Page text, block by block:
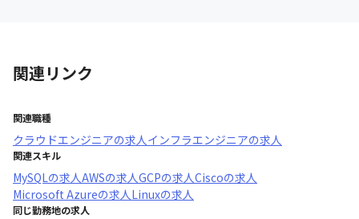
関連リンク
関連職種
クラウドエンジニアの求人インフラエンジニアの求人
関連スキル
MySQLの求人AWSの求人GCPの求人Ciscoの求人
Microsoft Azureの求人Linuxの求人
同じ勤務地の求人